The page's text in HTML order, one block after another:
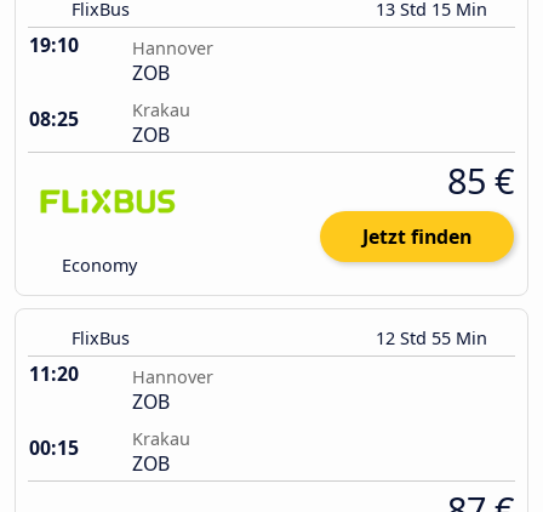
FlixBus 13 Std 15 Min
19:10 Hannover
ZOB
08:25
Krakau
ZOB
Economy
85 €
Jetzt finden
FlixBus 12 Std 55 Min
11:20 Hannover
ZOB
00:15
Krakau
ZOB